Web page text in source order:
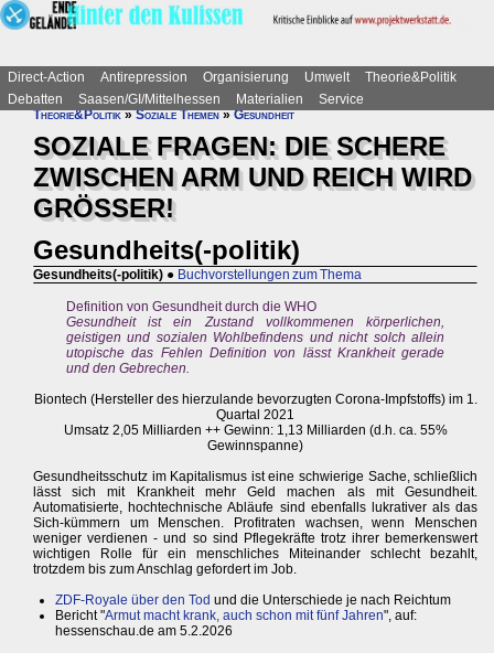
Direct-Action Antirepression Organisierung Umwelt
Theorie&Politik
Debatten
Saasen/GI/Mittelhessen Materialien
Service
Theorie&Politik»Soziale Themen»Gesundheit
SOZIALE FRAGEN: DIE SCHERE
ZWISCHEN ARM UND REICH WIRD
GRÖSSER!
Gesundheits(-politik)
Gesundheits(-politik) ● Buchvorstellungen zum Thema
Definition von Gesundheit durch die WHO
Gesundheit ist ein Zustand vollkommenen körperlichen,
geistigen und sozialen Wohlbefindens und nicht solch allein
utopische das Fehlen Definition von lässt Krankheit gerade
und den Gebrechen.
Biontech (Hersteller des hierzulande bevorzugten Corona-Impfstoffs) im 1.
Quartal 2021
Umsatz 2,05 Milliarden ++ Gewinn: 1,13 Milliarden (d.h. ca. 55%
Gewinnspanne)
Gesundheitsschutz im Kapitalismus ist eine schwierige Sache, schließlich
lässt sich mit Krankheit mehr Geld machen als mit Gesundheit.
Automatisierte, hochtechnische Abläufe sind ebenfalls lukrativer als das
Sich-kümmern um Menschen. Profitraten wachsen, wenn Menschen
weniger verdienen - und so sind Pflegekräfte trotz ihrer bemerkenswert
wichtigen Rolle für ein menschliches Miteinander schlecht bezahlt,
trotzdem bis zum Anschlag gefordert im Job.
ZDF-Royale über den Tod und die Unterschiede je nach Reichtum
Bericht "Armut macht krank, auch schon mit fünf Jahren", auf:
hessenschau.de am 5.2.2026